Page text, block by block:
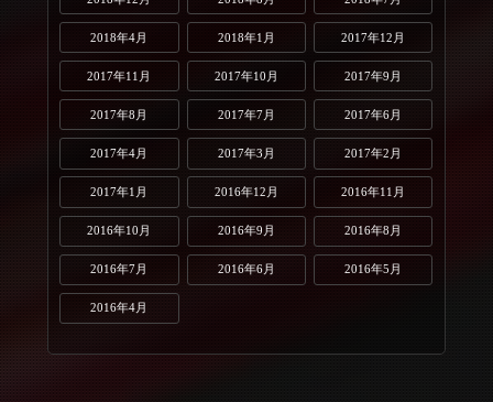
2018年4月 2018年1月 2017年12月
2017年11月 2017年10月 2017年9月
2017年8月 2017年7月 2017年6月
2017年4月 2017年3月 2017年2月
2017年1月 2016年12月 2016年11月
2016年10月 2016年9月 2016年8月
2016年7月 2016年6月 2016年5月
2016年4月